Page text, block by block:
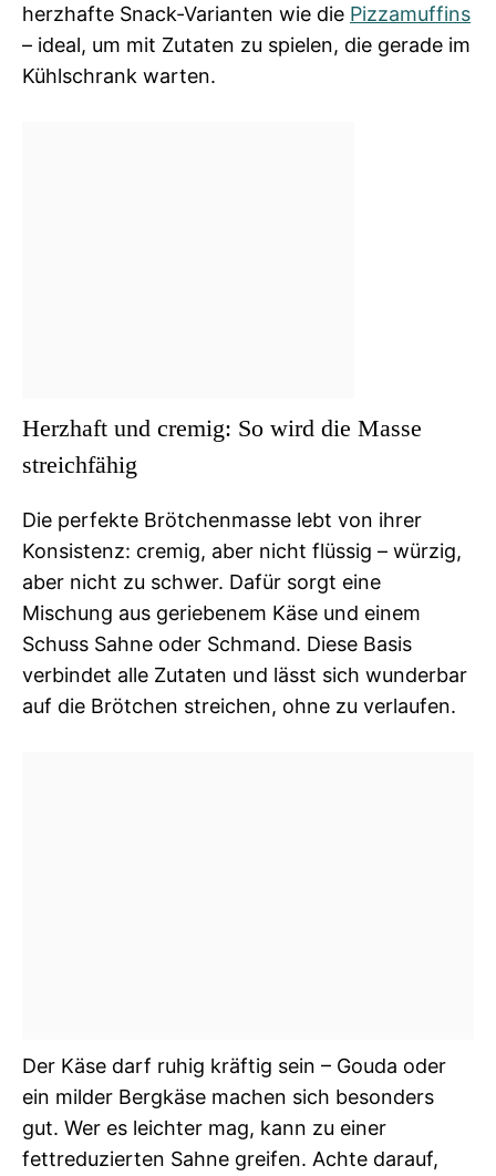
herzhafte Snack-Varianten wie die Pizzamuffins
– ideal, um mit Zutaten zu spielen, die gerade im
Kühlschrank warten.
Herzhaft und cremig: So wird die Masse
streichfähig
Die perfekte Brötchenmasse lebt von ihrer
Konsistenz: cremig, aber nicht flüssig – würzig,
aber nicht zu schwer. Dafür sorgt eine
Mischung aus geriebenem Käse und einem
Schuss Sahne oder Schmand. Diese Basis
verbindet alle Zutaten und lässt sich wunderbar
auf die Brötchen streichen, ohne zu verlaufen.
Der Käse darf ruhig kräftig sein – Gouda oder
ein milder Bergkäse machen sich besonders
gut. Wer es leichter mag, kann zu einer
fettreduzierten Sahne greifen. Achte darauf,